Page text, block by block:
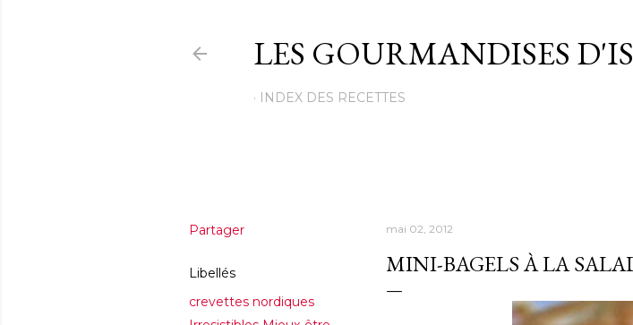
LES GOURMANDISES
INDEX DES RECETTES
Partager
Libellés
crevettes nordiques
mai 02, 2012
MINI-BAGELS À LA